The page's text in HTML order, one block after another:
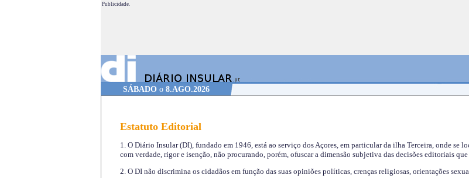
Publicidade.
SÁBADO o 8.AGO.2026
Estatuto Editorial
1. O Diário Insular (DI), fundado em 1946, está ao serviço dos Açores, em particular da ilha Terceira, onde se
com verdade, rigor e isenção, não procurando, porém, ofuscar a dimensão subjetiva das decisões editoriais
2. O DI não discrimina os cidadãos em função das suas opiniões políticas, crenças religiosas, orientações